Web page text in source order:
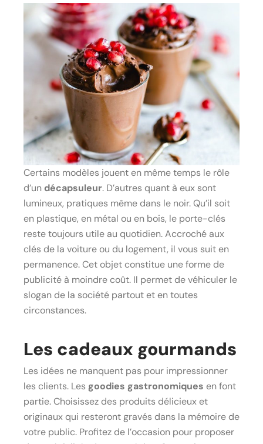
Certains modèles jouent en même temps le rôle
d’un décapsuleur. D’autres quant à eux sont
lumineux, pratiques même dans le noir. Qu’il soit
en plastique, en métal ou en bois, le porte-clés
reste toujours utile au quotidien. Accroché aux
clés de la voiture ou du logement, il vous suit en
permanence. Cet objet constitue une forme de
publicité à moindre coût. Il permet de véhiculer le
slogan de la société partout et en toutes
circonstances.
Les cadeaux gourmands
Les idées ne manquent pas pour impressionner
les clients. Les goodies gastronomiques en font
partie. Choisissez des produits délicieux et
originaux qui resteront gravés dans la mémoire de
votre public. Profitez de l’occasion pour proposer